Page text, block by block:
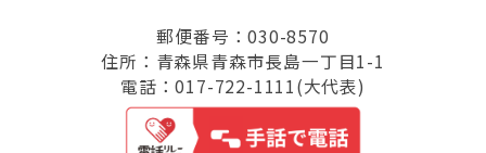
郵便番号：030-8570
住所：青森県青森市長島一丁目1-1
電話：017-722-1111(大代表)